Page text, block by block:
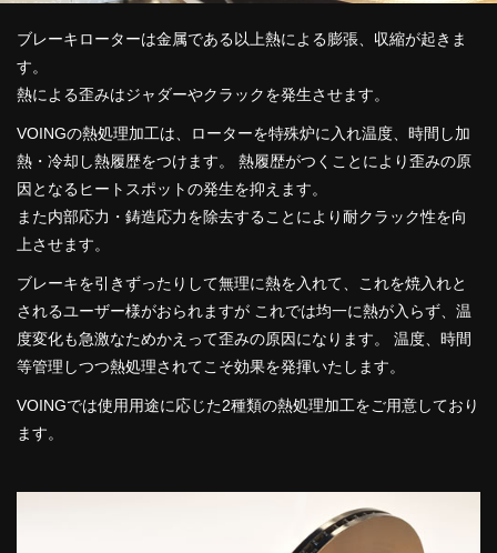
ブレーキローターは金属である以上熱による膨張、収縮が起きま
す。
熱による歪みはジャダーやクラックを発生させます。
VOINGの熱処理加工は、ローターを特殊炉に入れ温度、時間し加
熱・冷却し熱履歴をつけます。 熱履歴がつくことにより歪みの原
因となるヒートスポットの発生を抑えます。
また内部応力・鋳造応力を除去することにより耐クラック性を向
上させます。
ブレーキを引きずったりして無理に熱を入れて、これを焼入れと
されるユーザー様がおられますが これでは均一に熱が入らず、温
度変化も急激なためかえって歪みの原因になります。 温度、時間
等管理しつつ熱処理されてこそ効果を発揮いたします。
VOINGでは使用用途に応じた2種類の熱処理加工をご用意しており
ます。